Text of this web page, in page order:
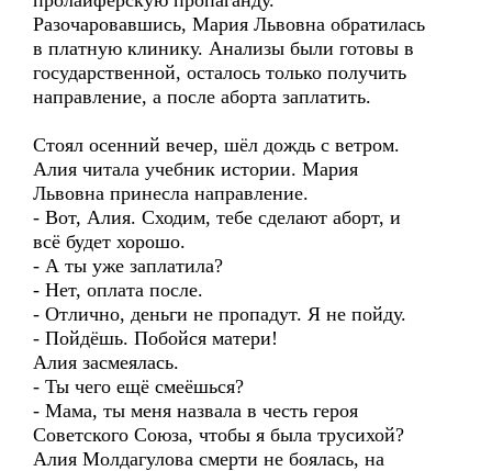
Разочаровавшись, Мария Львовна обратилась
в платную клинику. Анализы были готовы в
государственной, осталось только получить
направление, а после аборта заплатить.
Стоял осенний вечер, шёл дождь с ветром.
Алия читала учебник истории. Мария
Львовна принесла направление.
- Вот, Алия. Сходим, тебе сделают аборт, и
всё будет хорошо.
- А ты уже заплатила?
- Нет, оплата после.
- Отлично, деньги не пропадут. Я не пойду.
- Пойдёшь. Побойся матери!
Алия засмеялась.
- Ты чего ещё смеёшься?
- Мама, ты меня назвала в честь героя
Советского Союза, чтобы я была трусихой?
Алия Молдагулова смерти не боялась, на